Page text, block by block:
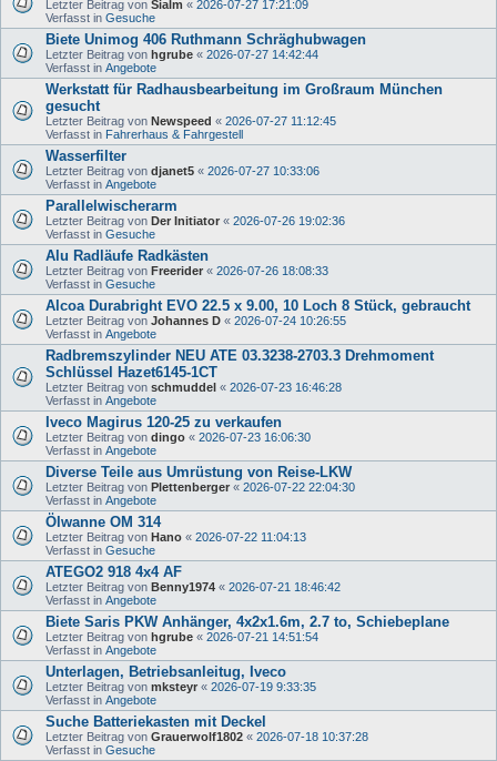
Letzter Beitrag von Sialm « 2026-07-27 17:21:09
Verfasst in Gesuche
Biete Unimog 406 Ruthmann Schräghubwagen
Letzter Beitrag von hgrube « 2026-07-27 14:42:44
Verfasst in Angebote
Werkstatt für Radhausbearbeitung im Großraum München
gesucht
Letzter Beitrag von Newspeed « 2026-07-27 11:12:45
Verfasst in Fahrerhaus & Fahrgestell
Wasserfilter
Letzter Beitrag von djanet5 « 2026-07-27 10:33:06
Verfasst in Angebote
Parallelwischerarm
Letzter Beitrag von Der Initiator « 2026-07-26 19:02:36
Verfasst in Gesuche
Alu Radläufe Radkästen
Letzter Beitrag von Freerider « 2026-07-26 18:08:33
Verfasst in Gesuche
Alcoa Durabright EVO 22.5 x 9.00, 10 Loch 8 Stück, gebraucht
Letzter Beitrag von Johannes D « 2026-07-24 10:26:55
Verfasst in Angebote
Radbremszylinder NEU ATE 03.3238-2703.3 Drehmoment
Schlüssel Hazet6145-1CT
Letzter Beitrag von schmuddel « 2026-07-23 16:46:28
Verfasst in Angebote
Iveco Magirus 120-25 zu verkaufen
Letzter Beitrag von dingo « 2026-07-23 16:06:30
Verfasst in Angebote
Diverse Teile aus Umrüstung von Reise-LKW
Letzter Beitrag von Plettenberger « 2026-07-22 22:04:30
Verfasst in Angebote
Ölwanne OM 314
Letzter Beitrag von Hano « 2026-07-22 11:04:13
Verfasst in Gesuche
ATEGO2 918 4x4 AF
Letzter Beitrag von Benny1974 « 2026-07-21 18:46:42
Verfasst in Angebote
Biete Saris PKW Anhänger, 4x2x1.6m, 2.7 to, Schiebeplane
Letzter Beitrag von hgrube « 2026-07-21 14:51:54
Verfasst in Angebote
Unterlagen, Betriebsanleitug, Iveco
Letzter Beitrag von mksteyr « 2026-07-19 9:33:35
Verfasst in Angebote
Suche Batteriekasten mit Deckel
Letzter Beitrag von Grauerwolf1802 « 2026-07-18 10:37:28
Verfasst in Gesuche